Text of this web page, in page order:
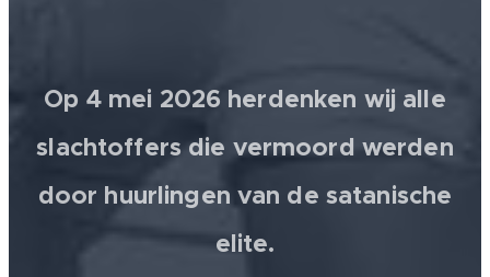
Op 4 mei 2026 herdenken wij alle
slachtoffers die vermoord werden
door huurlingen van de satanische
elite.